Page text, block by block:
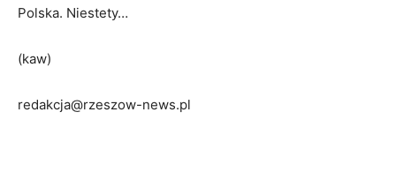
Polska. Niestety…
(kaw)
redakcja@rzeszow-news.pl